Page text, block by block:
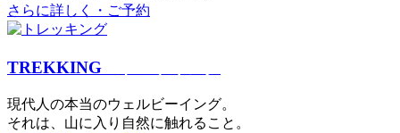
さらに詳しく・ご予約
TREKKING
現代⼈の本当のウェルビーイング。
それは、⼭に⼊り⾃然に触れること。